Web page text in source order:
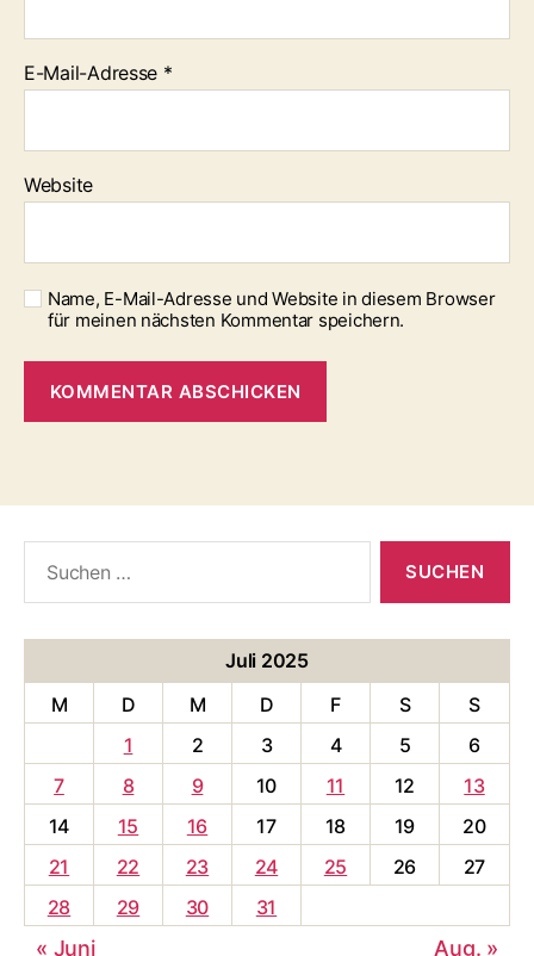
E-Mail-Adresse *
Website
Name, E-Mail-Adresse und Website in diesem Browser
für meinen nächsten Kommentar speichern.
nach:
Juli 2025
M
D M D F S
S
1
2 3 4 5
6
7
8 9 10 11 12
13
14
15 16 17 18 19
20
21
22 23 24 25 26
27
28
29 30 31
« Juni Aug. »